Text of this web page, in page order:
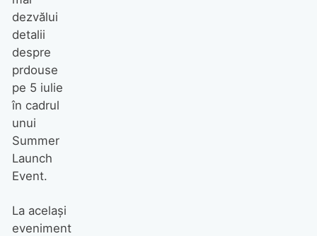
dezvălui
detalii
despre
prdouse
pe 5 iulie
în cadrul
unui
Summer
Launch
Event.
La acelaşi
eveniment